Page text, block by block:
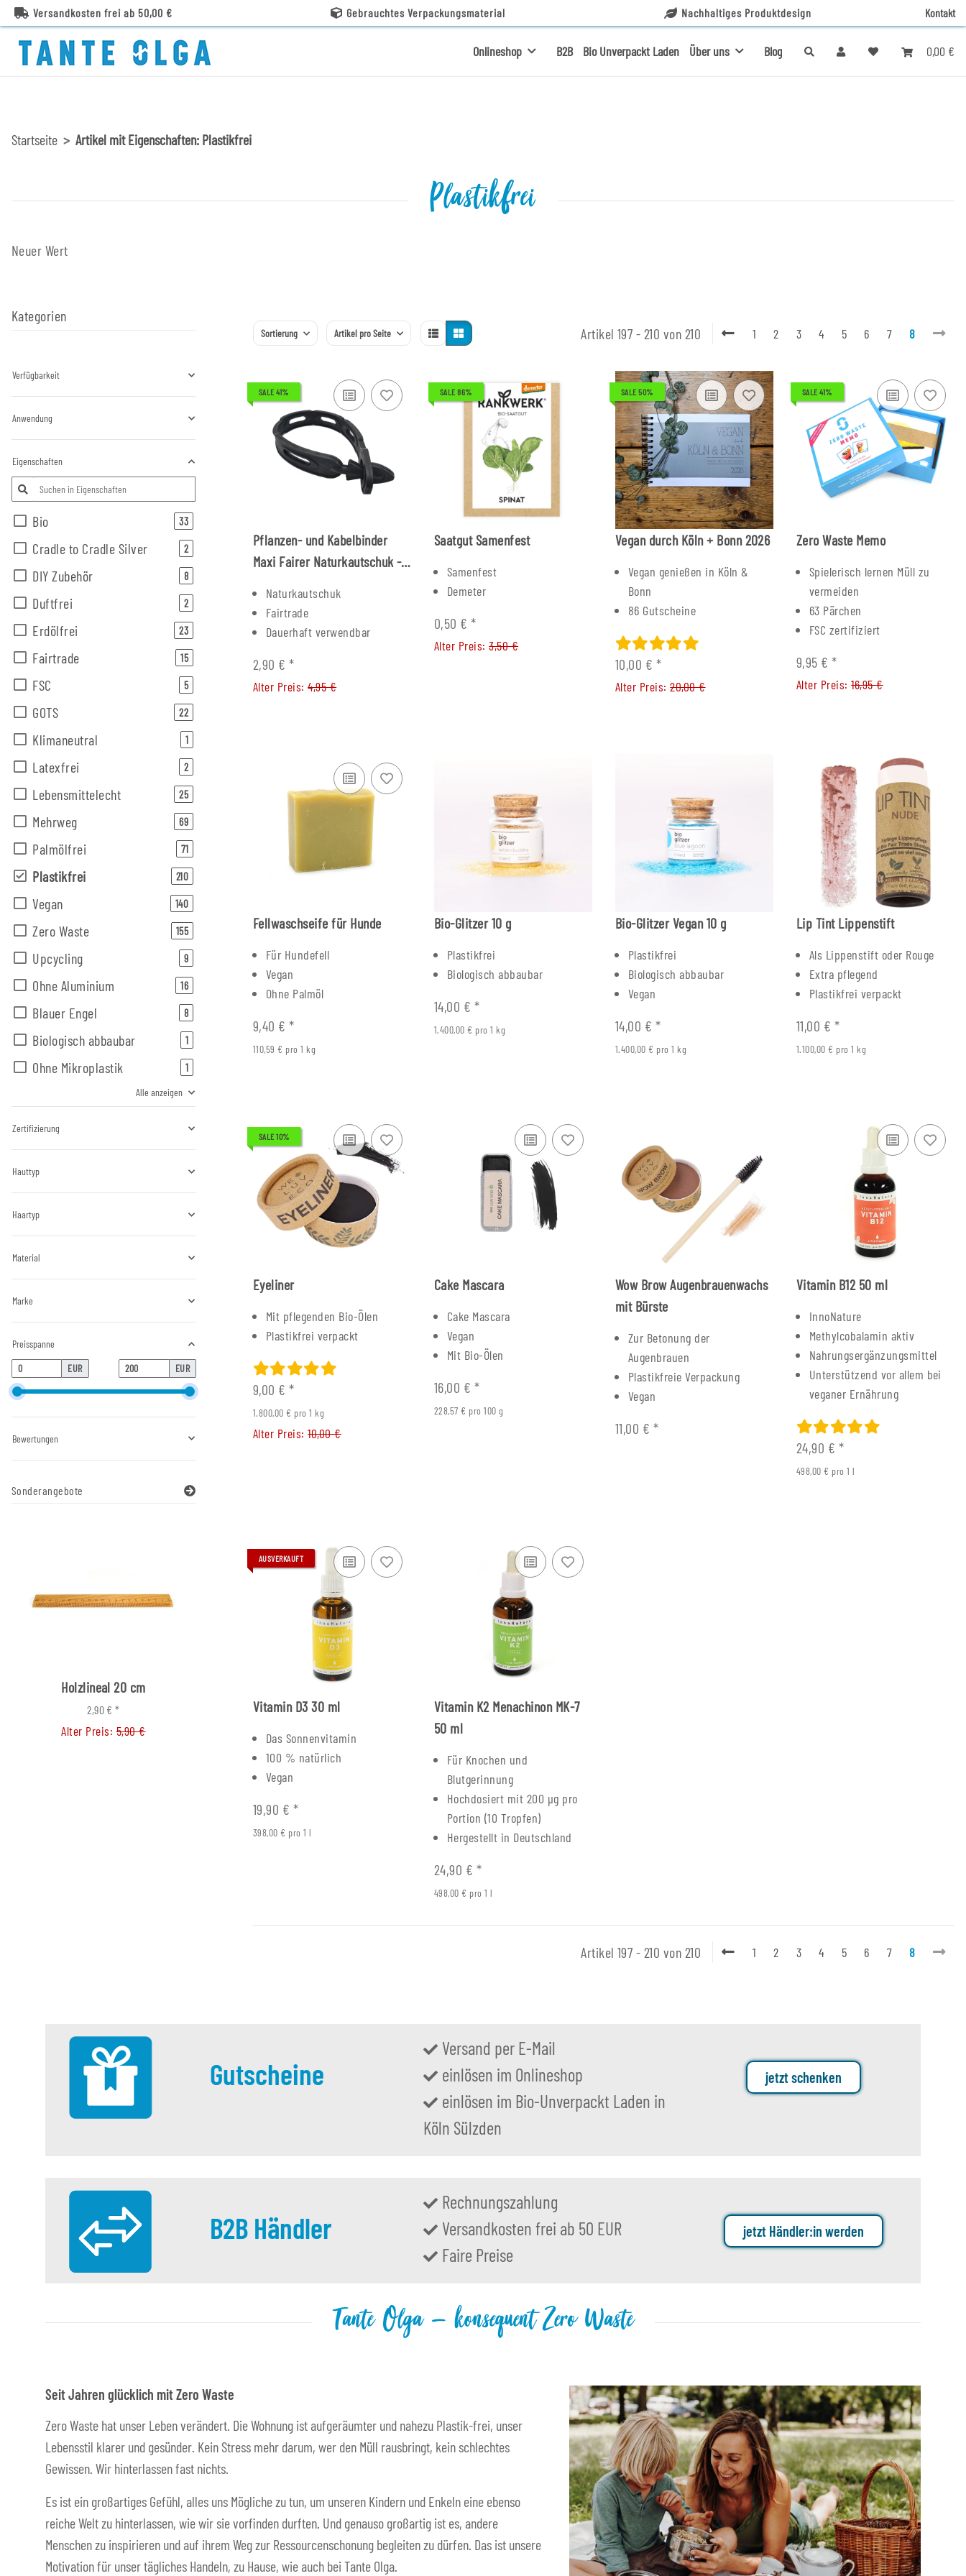
Versandkosten frei ab 50,00 € Gebrauchtes Verpackungsmaterial Nachhaltiges Produktdesign Kontakt
0,00 €
Onlineshop B2B Bio Unverpackt Laden Über uns Blog
Startseite Artikel mit Eigenschaften: Plastikfrei
Plastikfrei
Neuer Wert
Sortierung Artikel pro Seite Artikel 197 - 210 von 210 1 2 3 4 5 6 7 8
SALE 41%
Pflanzen- und Kabelbinder
Maxi Fairer Naturkautschuk -
Naturkautschuk
Fairtrade
Dauerhaft verwendbar
2,90 €*
Alter Preis:4,95 €
SALE 86%
Saatgut Samenfest
Samenfest
Demeter
0,50 €*
Alter Preis:3,50 €
SALE 50%
Vegan durch Köln + Bonn 2026
Vegan genießen in Köln &
Bonn
86 Gutscheine
10,00 € *
Alter Preis:20,00 €
SALE 41%
Zero Waste Memo
Spielerisch lernen Müll zu
vermeiden
63 Pärchen
FSC zertifiziert
9,95 €*
Alter Preis:16,95 €
Fellwaschseife für Hunde
Für Hundefell
Vegan
Ohne Palmöl
9,40 €*
110,59 € pro 1 kg
Bio-Glitzer 10 g
Plastikfrei
Biologisch abbaubar
14,00 € *
1.400,00 € pro 1 kg
Bio-Glitzer Vegan 10 g
Plastikfrei
Biologisch abbaubar
Vegan
14,00 € *
1.400,00 € pro 1 kg
Lip Tint Lippenstift
Als Lippenstift oder Rouge
Extra pflegend
Plastikfrei verpackt
11,00 € *
1.100,00 € pro 1 kg
SALE 10%
Eyeliner
Mit pflegenden Bio-Ölen
Plastikfrei verpackt
9,00 €*
1.800,00 € pro 1 kg
Alter Preis:10,00 €
Cake Mascara
Cake Mascara
Vegan
Mit Bio-Ölen
16,00 € *
228,57 € pro 100 g
Wow Brow Augenbrauenwachs
mit Bürste
Zur Betonung der
Augenbrauen
Plastikfreie Verpackung
Vegan
11,00 € *
Vitamin B12 50 ml
InnoNature
Methylcobalamin aktiv
Nahrungsergänzungsmittel
Unterstützend vor allem bei
veganer Ernährung
24,90 € *
498,00 € pro 1 l
AUSVERKAUFT
Vitamin D3 30 ml
Das Sonnenvitamin
100 % natürlich
Vegan
19,90 € *
398,00 € pro 1 l
Vitamin K2 Menachinon MK-7
50 ml
Für Knochen und
Blutgerinnung
Hochdosiert mit 200 µg pro
Portion (10 Tropfen)
Hergestellt in Deutschland
24,90 € *
498,00 € pro 1 l
Artikel 197 - 210 von 210 1 2 3 4 5 6 7 8
Kategorien
Verfügbarkeit
Anwendung
Eigenschaften
Bio 33Artikel gefunden
Cradle to Cradle Silver 2Artikel gefunden
DIY Zubehör 8Artikel gefunden
Duftfrei 2Artikel gefunden
Erdölfrei 23Artikel gefunden
Fairtrade 15Artikel gefunden
FSC 5Artikel gefunden
GOTS 22Artikel gefunden
Klimaneutral 1Artikel gefunden
Latexfrei 2Artikel gefunden
Lebensmittelecht 25Artikel gefunden
Mehrweg 69Artikel gefunden
Palmölfrei 71Artikel gefunden
Plastikfrei 210Artikel gefunden
Vegan 140Artikel gefunden
Zero Waste 155Artikel gefunden
Upcycling 9Artikel gefunden
Ohne Aluminium 16Artikel gefunden
Blauer Engel 8Artikel gefunden
Biologisch abbaubar 1Artikel gefunden
Ohne Mikroplastik 1Artikel gefunden
Alle anzeigen
Zertifizierung
Hauttyp
Haartyp
Material
Marke
Preisspanne
EUR EUR
Bewertungen
Sonderangebote
Holzlineal 20 cm
2,90 €*
Alter Preis:5,90 €
Rucksack Tante Olga
3,90 €*
Alter Preis: 9,95 €
2,90 €*
Alter Preis:
Gutscheine
Versand per E-Mail
einlösen im Onlineshop
einlösen im Bio-Unverpackt Laden in
Köln Sülzden
jetzt schenken
B2B Händler
Rechnungszahlung
Versandkosten frei ab 50 EUR
Faire Preise
jetzt Händler:in werden
Tante Olga – konsequent Zero Waste
Seit Jahren glücklich mit Zero Waste
Zero Waste hat unser Leben verändert. Die Wohnung ist aufgeräumter und nahezu Plastik-frei, unser
Lebensstil klarer und gesünder. Kein Stress mehr darum, wer den Müll rausbringt, kein schlechtes
Gewissen. Wir hinterlassen fast nichts.
Es ist ein großartiges Gefühl, alles uns Mögliche zu tun, um unseren Kindern und Enkeln eine ebenso
reiche Welt zu hinterlassen, wie wir sie vorfinden durften. Und genauso großartig ist es, andere
Menschen zu inspirieren und auf ihrem Weg zur Ressourcenschonung begleiten zu dürfen. Das ist unsere
Motivation für unser tägliches Handeln, zu Hause, wie auch bei Tante Olga.